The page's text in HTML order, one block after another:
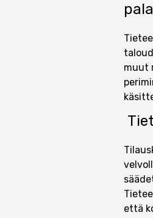
muut
että